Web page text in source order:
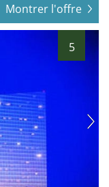
Montrer l'offre
5